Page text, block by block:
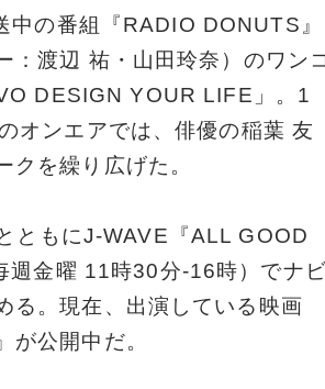
中の番組『RADIO DONUTS』
：渡辺 祐・山田玲奈）のワン
DESIGN YOUR LIFE」。1
オンエアでは、俳優の稲葉 友
クを繰り広げた。
ともにJ-WAVE『ALL GOOD
週金曜 11時30分-16時）でナ
る。現在、出演している映画
が公開中だ。